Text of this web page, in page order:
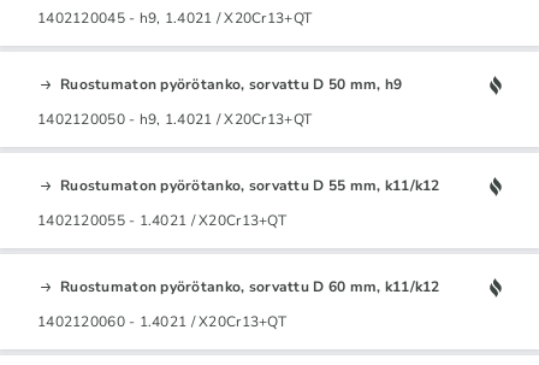
1402120045 - h9, 1.4021 / X20Cr13+QT
Ruostumaton pyörötanko, sorvattu D 50 mm, h9
1402120050 - h9, 1.4021 / X20Cr13+QT
Ruostumaton pyörötanko, sorvattu D 55 mm, k11/k12
1402120055 - 1.4021 / X20Cr13+QT
Ruostumaton pyörötanko, sorvattu D 60 mm, k11/k12
1402120060 - 1.4021 / X20Cr13+QT